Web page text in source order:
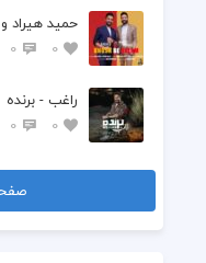
حمید هیراد
0
0
راغب - برنده
0
0